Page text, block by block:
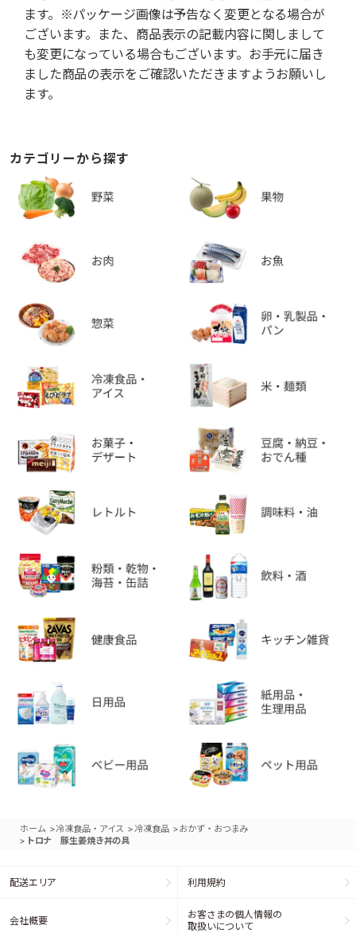
ます。※パッケージ画像は予告なく変更となる場合が
ございます。また、商品表示の記載内容に関しまして
も変更になっている場合もございます。お手元に届き
ました商品の表示をご確認いただきますようお願いし
ます。
カテゴリーから探す
ホーム >冷凍食品・アイス > 冷凍食品 >おかず・おつまみ
> トロナ 豚生姜焼き丼の具
配送エリア 利用規約
会社概要
お客さまの個人情報の
取扱いについて